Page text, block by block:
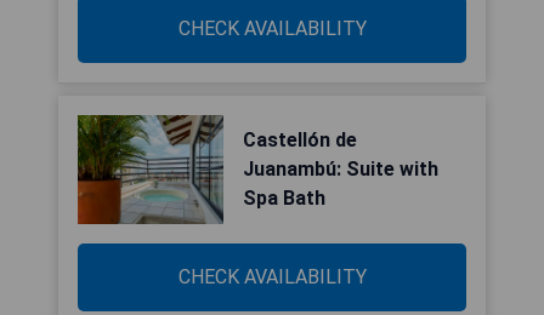
CHECK AVAILABILITY
Castellón de
Juanambú: Suite with
Spa Bath
CHECK AVAILABILITY